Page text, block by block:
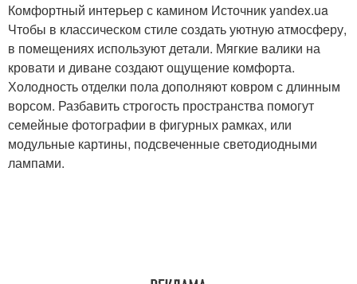
Комфортный интерьер с камином Источник yandex.ua
Чтобы в классическом стиле создать уютную атмосферу,
в помещениях используют детали. Мягкие валики на
кровати и диване создают ощущение комфорта.
Холодность отделки пола дополняют ковром с длинным
ворсом. Разбавить строгость пространства помогут
семейные фотографии в фигурных рамках, или
модульные картины, подсвеченные светодиодными
лампами.